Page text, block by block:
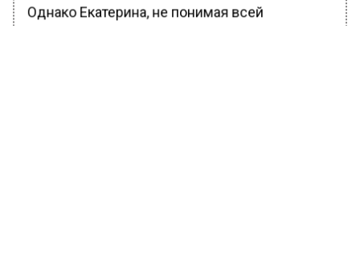
Однако Екатерина, не понимая всей